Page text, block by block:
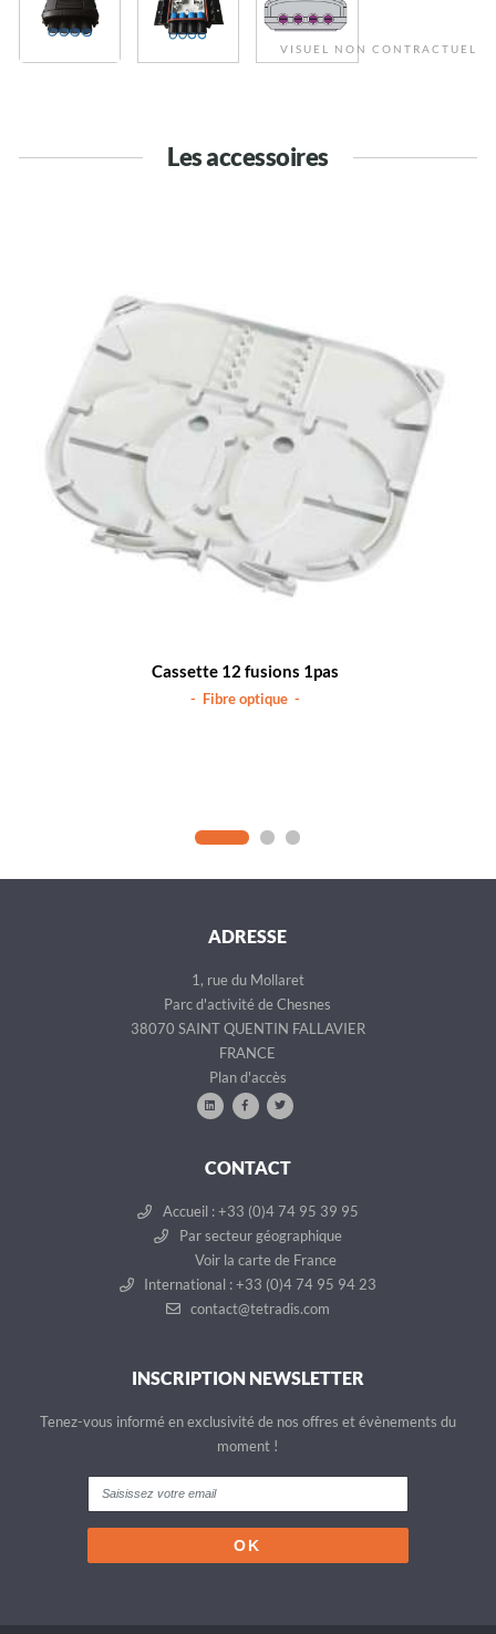
VISUEL NON CONTRACTUEL
Les accessoires
Cassette 12 fusions 1pas
- Fibre optique -
ADRESSE
1, rue du Mollaret
Parc d'activité de Chesnes
38070 SAINT QUENTIN FALLAVIER
FRANCE
Plan d'accès
CONTACT
Accueil : +33 (0)4 74 95 39 95
Par secteur géographique
Voir la carte de France
International : +33 (0)4 74 95 94 23
contact@tetradis.com
INSCRIPTION NEWSLETTER
Tenez-vous informé en exclusivité de nos offres et évènements du
moment !